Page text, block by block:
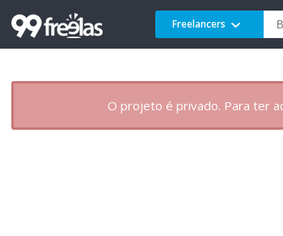
Freelancers
O projeto é privado. Para ter